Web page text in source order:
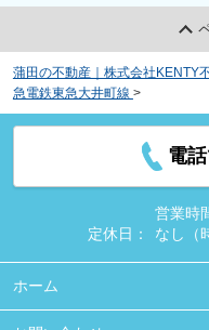
蒲田の不動産｜株式会社KENTY
急電鉄東急大井町線 >
電
営業時
定休日：
なし（
ホーム